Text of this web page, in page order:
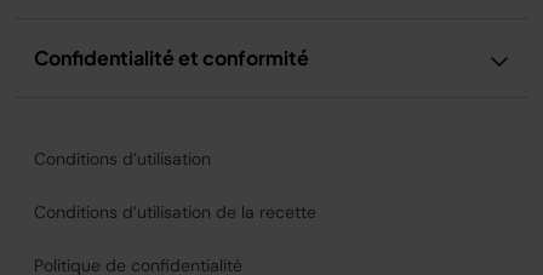
Confidentialité et conformité
Conditions d’utilisation
Conditions d’utilisation de la recette
Politique de confidentialité